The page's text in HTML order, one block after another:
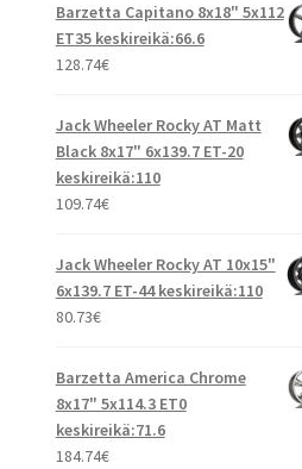
Barzetta Capitano 8x18" 5x112
ET35 keskireikä:66.6
128.74€
Jack Wheeler Rocky AT Matt
Black 8x17" 6x139.7 ET-20
keskireikä:110
109.74€
Jack Wheeler Rocky AT 10x15"
6x139.7 ET-44 keskireikä:110
80.73€
Barzetta America Chrome
8x17" 5x114.3 ET0
keskireikä:71.6
184.74€